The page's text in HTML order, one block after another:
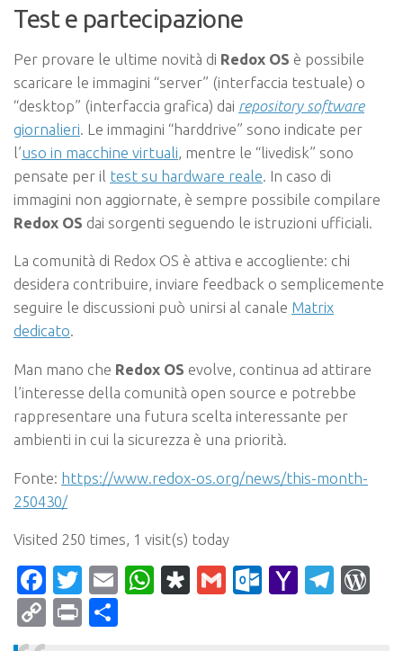
Test e partecipazione
Per provare le ultime novità di Redox OS è possibile
scaricare le immagini “server” (interfaccia testuale) o
“desktop” (interfaccia grafica) dai repository software
giornalieri . Le immagini “harddrive” sono indicate per
l’uso in macchine virtuali , mentre le “livedisk” sono
pensate per il test su hardware reale . In caso di
immagini non aggiornate, è sempre possibile compilare
Redox OS dai sorgenti seguendo le istruzioni ufficiali.
La comunità di Redox OS è attiva e accogliente: chi
desidera contribuire, inviare feedback o semplicemente
seguire le discussioni può unirsi al canale Matrix
dedicato.
Man mano che Redox OS evolve, continua ad attirare
l’interesse della comunità open source e potrebbe
rappresentare una futura scelta interessante per
ambienti in cui la sicurezza è una priorità.
Fonte: https://www.redox-os.org/news/this-month-
250430/
Visited 250 times, 1 visit(s) today
Facebook
Twitter
EmailWhatsApp
Diaspora
Gmail Yahoo
CopyPrint